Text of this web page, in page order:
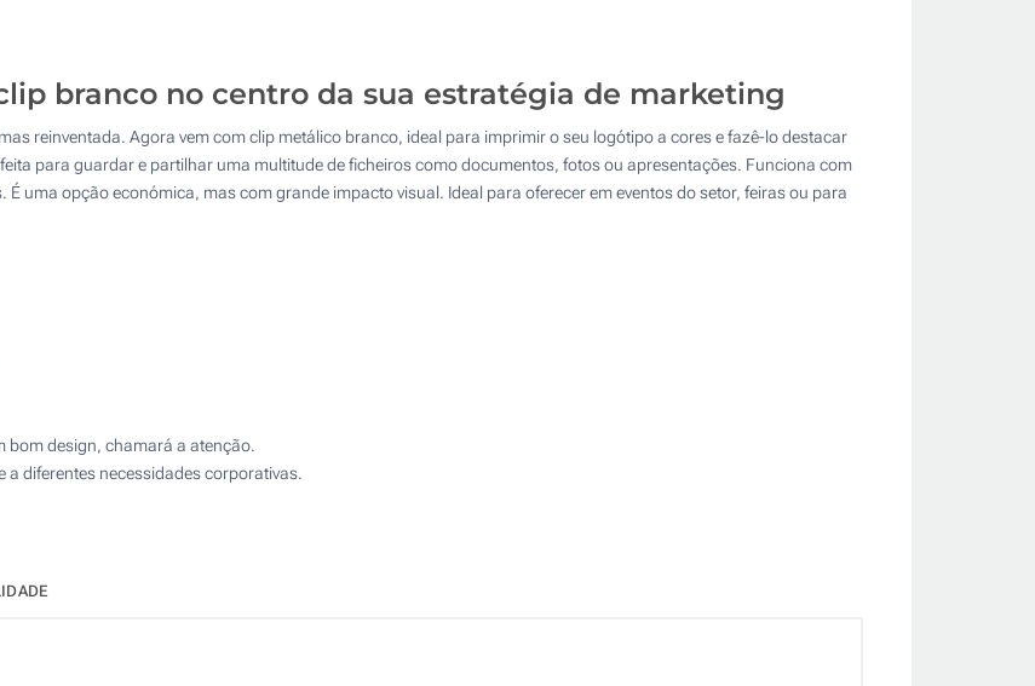
256 GB
Gravação Laser
Impressão Digital
2000
branco no centro da sua estratégia de marketing
reinventada. Agora vem com clip metálico branco, ideal para imprimir o seu logótipo a cores e fazê-lo destacar
para guardar e partilhar uma multitude de ficheiros como documentos, fotos ou apresentações. Funciona com
uma opção económica, mas com grande impacto visual. Ideal para oferecer em eventos do setor, feiras ou para
bom design, chamará a atenção.
diferentes necessidades corporativas.